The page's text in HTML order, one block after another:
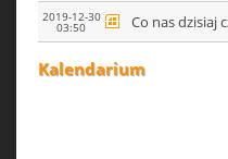
2019-12-30
03:50 Co nas dzisiaj
Kalendarium